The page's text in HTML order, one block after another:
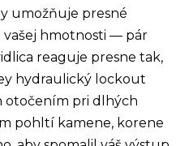
umožňuje presné
vašej hmotnosti — pár
reaguje presne tak,
hydraulický lockout
otočením pri dlhých
pohltí kamene, korene